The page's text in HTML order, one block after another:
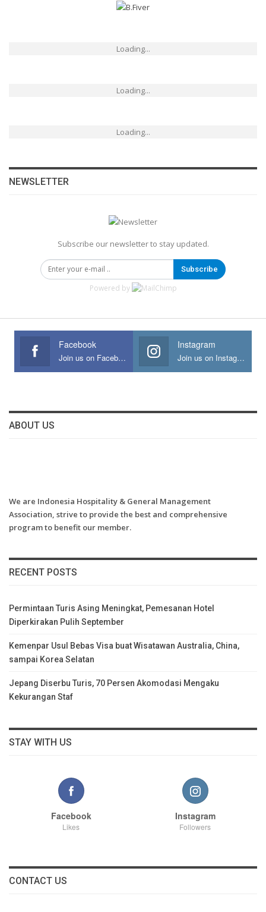
Loading...
Loading...
Loading...
NEWSLETTER
Subscribe our newsletter to stay updated.
Subscribe
Powered by
Facebook
Join us on Facebook
Instagram
Join us on Instagram
ABOUT US
We are Indonesia Hospitality & General Management
Association, strive to provide the best and comprehensive
program to benefit our member.
RECENT POSTS
Permintaan Turis Asing Meningkat, Pemesanan Hotel
Diperkirakan Pulih September
Kemenpar Usul Bebas Visa buat Wisatawan Australia, China,
sampai Korea Selatan
Jepang Diserbu Turis, 70 Persen Akomodasi Mengaku
Kekurangan Staf
STAY WITH US
Facebook
Likes
Instagram
Followers
CONTACT US